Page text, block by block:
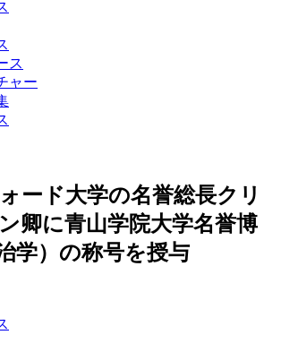
ス
ャー
ード大学の名誉総長クリ
卿に青山学院大学名誉博
学）の称号を授与